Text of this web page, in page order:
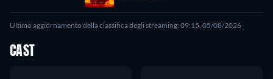
Ultimo aggiornamento della classifica degli streaming: 09:15, 05/08/2026
CAST